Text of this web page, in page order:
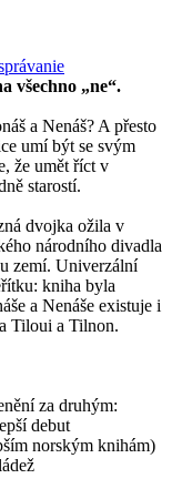
všechno „ne“.
a Nenáš? A přesto
umí být se svým
že umět říct v
starostí.
dvojka ožila v
národního divadla
zemí. Univerzální
kniha byla
a Nenáše existuje i
Tiloui a Tilnon.
za druhým:
debut
norským knihám)